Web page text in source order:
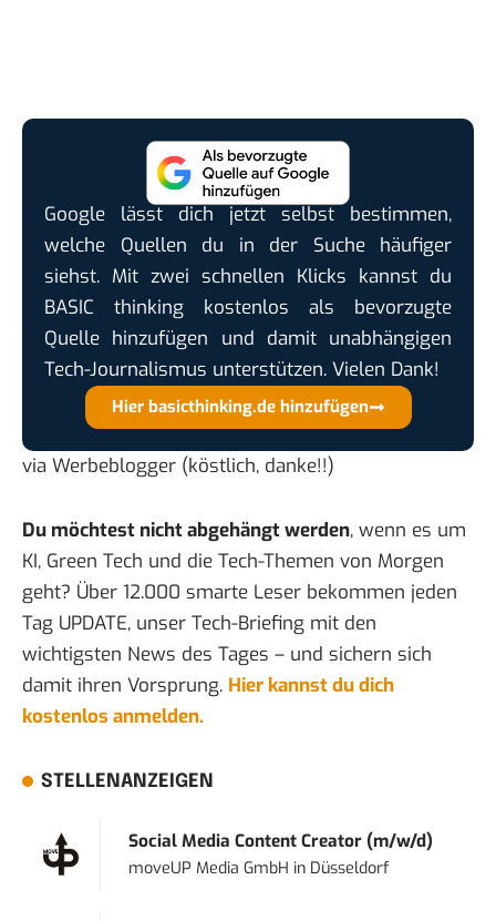
Google lässt dich jetzt selbst bestimmen,
welche Quellen du in der Suche häufiger
siehst. Mit zwei schnellen Klicks kannst du
BASIC thinking kostenlos als bevorzugte
Quelle hinzufügen und damit unabhängigen
Tech-Journalismus unterstützen. Vielen Dank!
Hier basicthinking.de hinzufügen
via Werbeblogger (köstlich, danke!!)
Du möchtest nicht abgehängt werden, wenn es um
KI, Green Tech und die Tech-Themen von Morgen
geht? Über 12.000 smarte Leser bekommen jeden
Tag UPDATE, unser Tech-Briefing mit den
wichtigsten News des Tages – und sichern sich
damit ihren Vorsprung. Hier kannst du dich
kostenlos anmelden.
STELLENANZEIGEN
Social Media Content Creator (m/w/d)
moveUP Media GmbH in Düsseldorf